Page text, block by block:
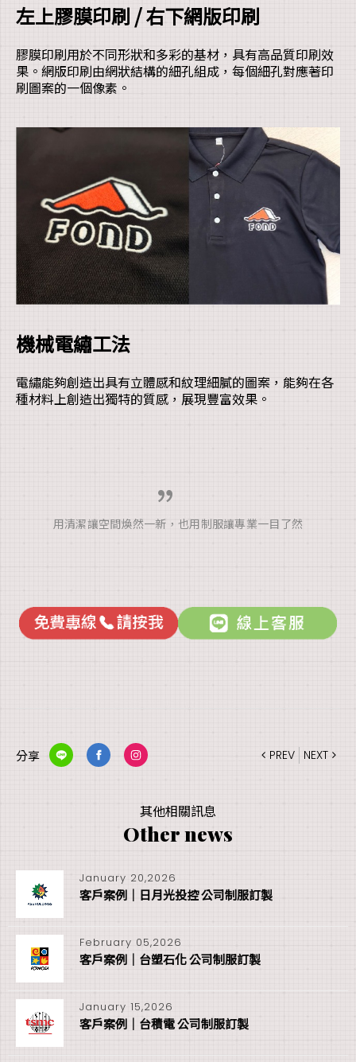
左上膠膜印刷 / 右下網版印刷
膠膜印刷用於不同形狀和多彩的基材，具有高品質印刷效
果。網版印刷由網狀結構的細孔組成，每個細孔對應著印
刷圖案的一個像素。
機械電繡工法
電繡能夠創造出具有立體感和紋理細膩的圖案，能夠在各
種材料上創造出獨特的質感，展現豐富效果。
用清潔讓空間煥然一新，也用制服讓專業一目了然
分享 PREV NEXT
其他相關訊息
Other news
January 20,2026
客戶案例｜日月光投控 公司制服訂製
February 05,2026
客戶案例｜台塑石化 公司制服訂製
January 15,2026
客戶案例｜台積電 公司制服訂製